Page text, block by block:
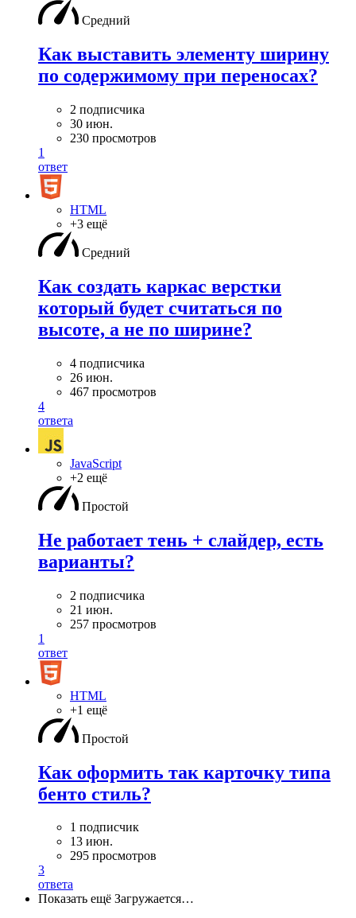
Средний
Как выставить элементу ширину
по содержимому при переносах?
2 подписчика
30 июн.
230 просмотров
1
ответ
HTML
+3 ещё
Средний
Как создать каркас верстки
который будет считаться по
высоте, а не по ширине?
4 подписчика
26 июн.
467 просмотров
4
ответа
JavaScript
+2 ещё
Простой
Не работает тень + слайдер, есть
варианты?
2 подписчика
21 июн.
257 просмотров
1
ответ
HTML
+1 ещё
Простой
Как оформить так карточку типа
бенто стиль?
1 подписчик
13 июн.
295 просмотров
3
ответа
Показать ещё Загружается…